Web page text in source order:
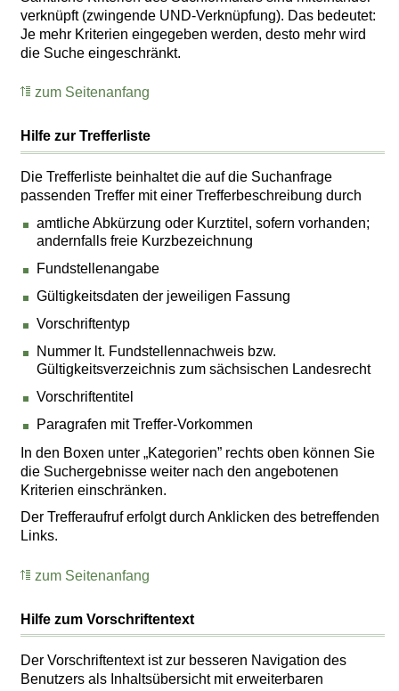
verknüpft (zwingende UND-Verknüpfung). Das bedeutet:
Je mehr Kriterien eingegeben werden, desto mehr wird
die Suche eingeschränkt.
zum Seitenanfang
Hilfe zur Trefferliste
Die Trefferliste beinhaltet die auf die Suchanfrage
passenden Treffer mit einer Trefferbeschreibung durch
amtliche Abkürzung oder Kurztitel, sofern vorhanden;
andernfalls freie Kurzbezeichnung
Fundstellenangabe
Gültigkeitsdaten der jeweiligen Fassung
Vorschriftentyp
Nummer lt. Fundstellennachweis bzw.
Gültigkeitsverzeichnis zum sächsischen Landesrecht
Vorschriftentitel
Paragrafen mit Treffer-Vorkommen
In den Boxen unter „Kategorien” rechts oben können Sie
die Suchergebnisse weiter nach den angebotenen
Kriterien einschränken.
Der Trefferaufruf erfolgt durch Anklicken des betreffenden
Links.
zum Seitenanfang
Hilfe zum Vorschriftentext
Der Vorschriftentext ist zur besseren Navigation des
Benutzers als Inhaltsübersicht mit erweiterbaren